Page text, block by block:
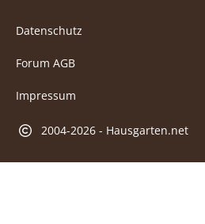
Datenschutz
Forum AGB
Impressum
2004-2026 - Hausgarten.net